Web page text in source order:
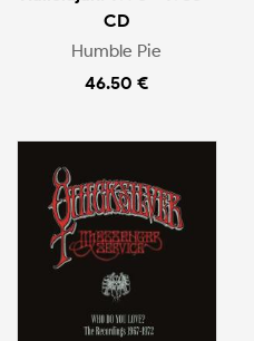
CD
Humble Pie
46.50 €